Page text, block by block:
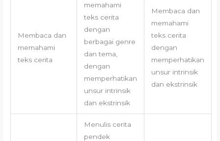
Membaca dan
memahami
teks cerita
memahami
teks cerita
dengan
berbagai genre
dan tema,
dengan
memperhatikan
unsur intrinsik
dan ekstrinsik
Membaca dan
memahami
teks cerita
dengan
memperhatikan
unsur intrinsik
dan ekstrinsik
Menulis cerita
pendek